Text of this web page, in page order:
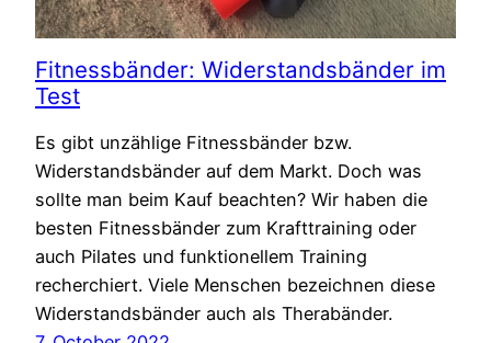
Fitnessbänder: Widerstandsbänder im
Test
Es gibt unzählige Fitnessbänder bzw.
Widerstandsbänder auf dem Markt. Doch was
sollte man beim Kauf beachten? Wir haben die
besten Fitnessbänder zum Krafttraining oder
auch Pilates und funktionellem Training
recherchiert. Viele Menschen bezeichnen diese
Widerstandsbänder auch als Therabänder.